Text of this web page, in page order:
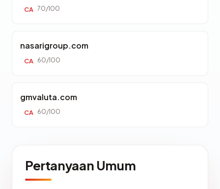
CA 70/100
nasarigroup.com
CA 60/100
gmvaluta.com
CA 60/100
Pertanyaan Umum